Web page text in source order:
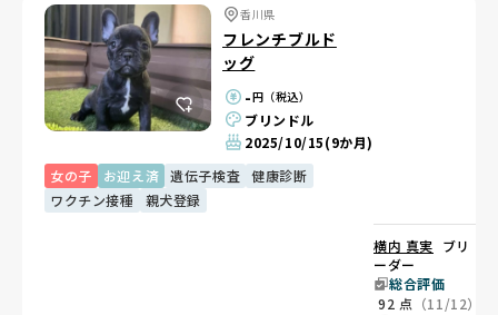
香川県
フレンチブルド
ッグ
-円（税込）
ブリンドル
2025/10/15(9か月)
女の子
お迎え済 遺伝子検査
健康診断
ワクチン接種
親犬登録
横内 真実 ブリ
ーダー
総合評価
92 点 （11/12）